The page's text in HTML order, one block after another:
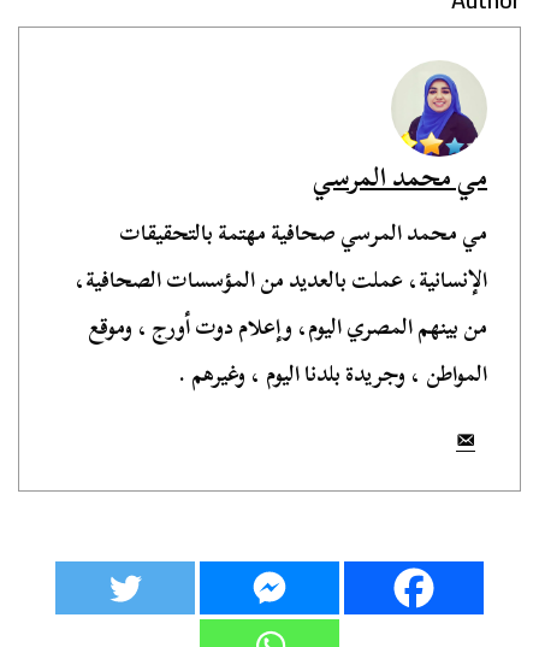
مي محمد المرسي
مي محمد المرسي صحافية مهتمة بالتحقيقات
الإنسانية، عملت بالعديد من المؤسسات الصحافية،
من بينهم المصري اليوم، وإعلام دوت أورج ، وموقع
المواطن ، وجريدة بلدنا اليوم ، وغيرهم .